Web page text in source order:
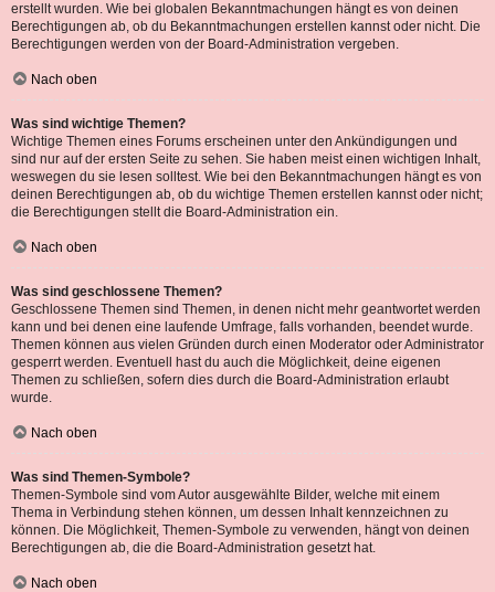
erstellt wurden. Wie bei globalen Bekanntmachungen hängt es von deinen
Berechtigungen ab, ob du Bekanntmachungen erstellen kannst oder nicht. Die
Berechtigungen werden von der Board-Administration vergeben.
Nach oben
Was sind wichtige Themen?
Wichtige Themen eines Forums erscheinen unter den Ankündigungen und
sind nur auf der ersten Seite zu sehen. Sie haben meist einen wichtigen Inhalt,
weswegen du sie lesen solltest. Wie bei den Bekanntmachungen hängt es von
deinen Berechtigungen ab, ob du wichtige Themen erstellen kannst oder nicht;
die Berechtigungen stellt die Board-Administration ein.
Nach oben
Was sind geschlossene Themen?
Geschlossene Themen sind Themen, in denen nicht mehr geantwortet werden
kann und bei denen eine laufende Umfrage, falls vorhanden, beendet wurde.
Themen können aus vielen Gründen durch einen Moderator oder Administrator
gesperrt werden. Eventuell hast du auch die Möglichkeit, deine eigenen
Themen zu schließen, sofern dies durch die Board-Administration erlaubt
wurde.
Nach oben
Was sind Themen-Symbole?
Themen-Symbole sind vom Autor ausgewählte Bilder, welche mit einem
Thema in Verbindung stehen können, um dessen Inhalt kennzeichnen zu
können. Die Möglichkeit, Themen-Symbole zu verwenden, hängt von deinen
Berechtigungen ab, die die Board-Administration gesetzt hat.
Nach oben